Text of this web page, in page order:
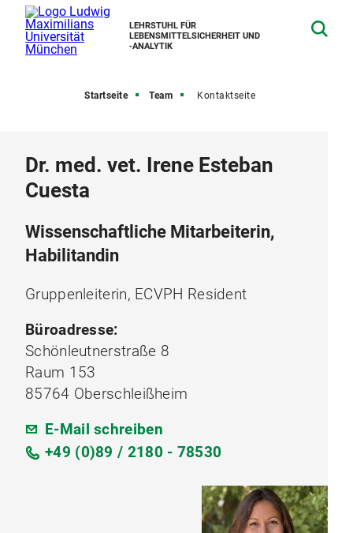
LEHRSTUHL FÜR
LEBENSMITTELSICHERHEIT UND
‑ANALYTIK
Startseite Team Kontaktseite
Dr. med. vet. Irene Esteban
Cuesta
Wissenschaftliche Mitarbeiterin,
Habilitandin
Gruppenleiterin, ECVPH Resident
Büroadresse:
Schönleutnerstraße 8
Raum 153
85764 Oberschleißheim
E-Mail schreiben
+49 (0)89 / 2180 - 78530